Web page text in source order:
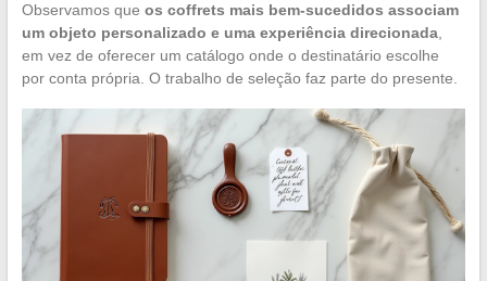
Observamos que os coffrets mais bem-sucedidos associam
um objeto personalizado e uma experiência direcionada,
em vez de oferecer um catálogo onde o destinatário escolhe
por conta própria. O trabalho de seleção faz parte do presente.